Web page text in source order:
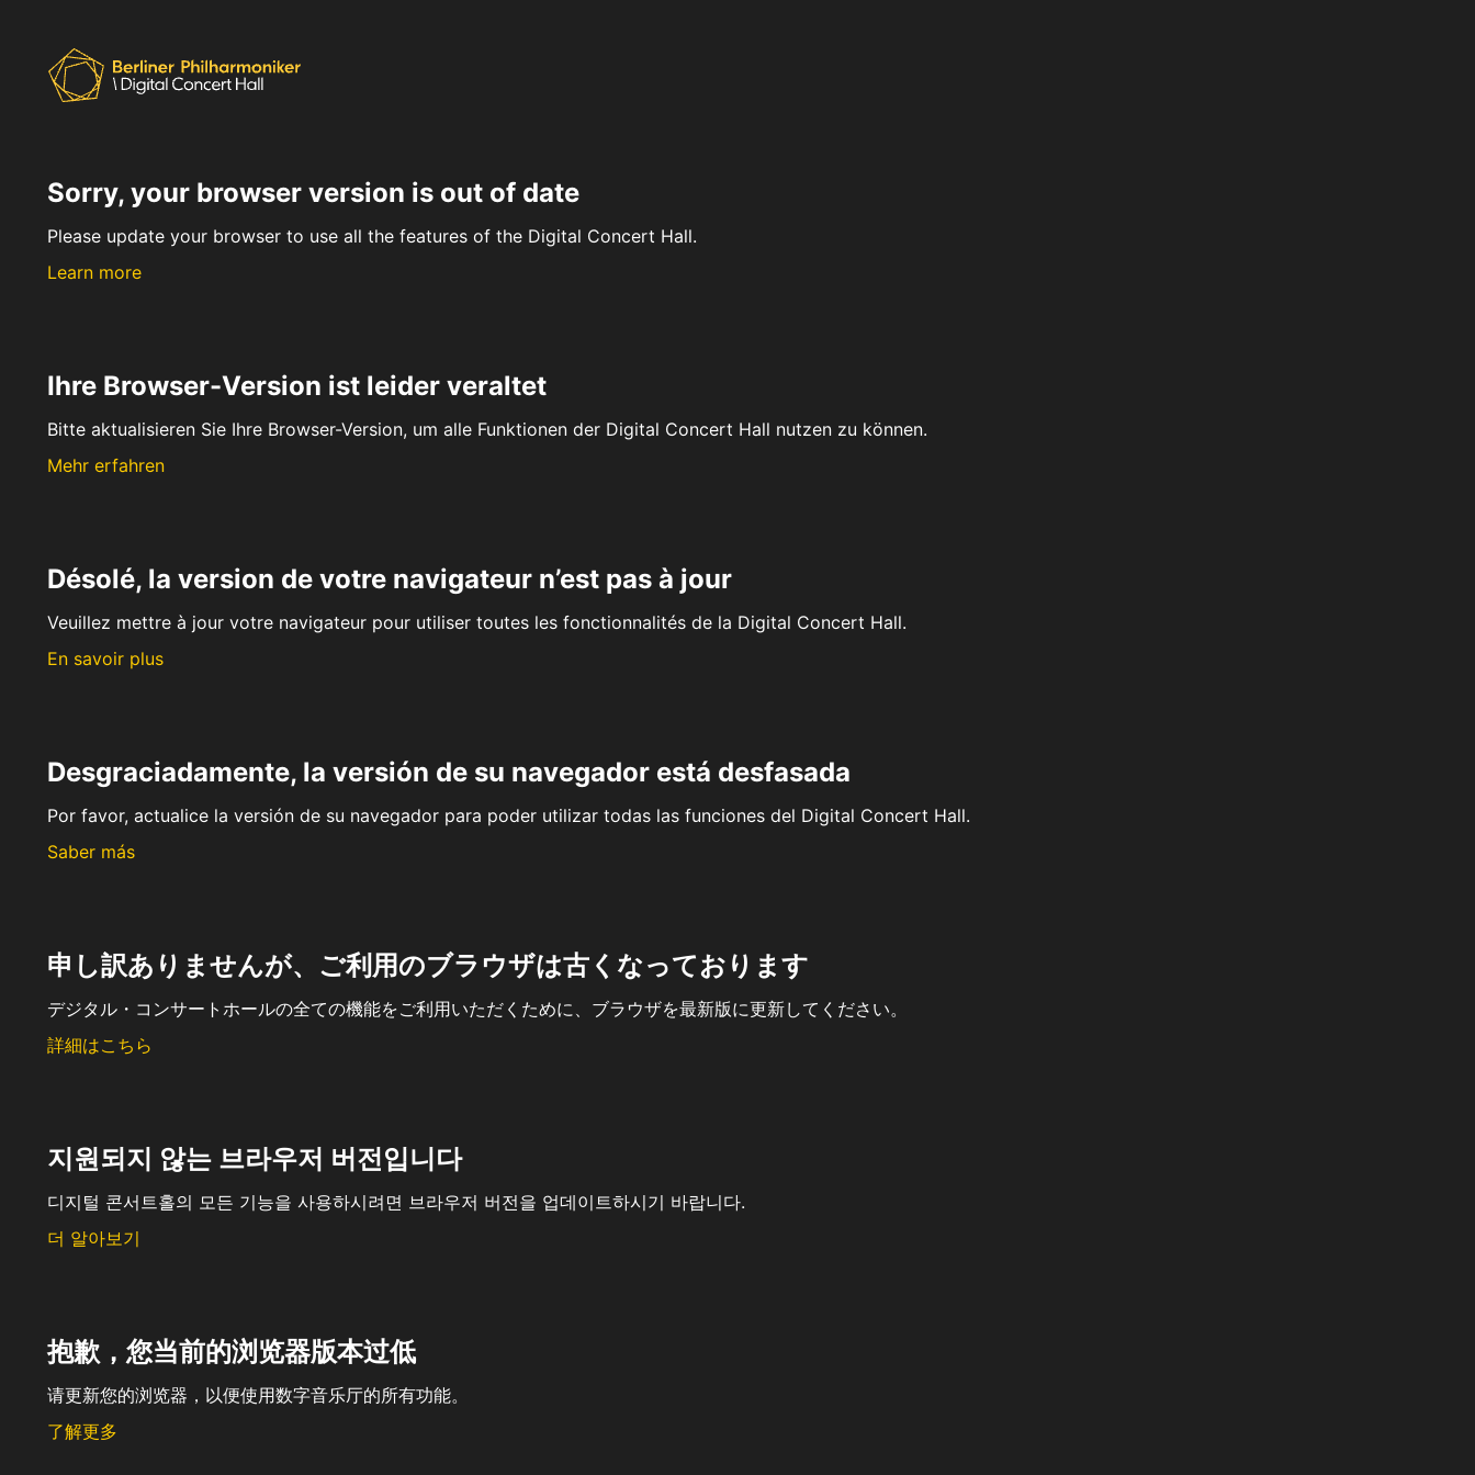
Sorry, your browser version is out of date
Please update your browser to use all the features of the Digital Concert Hall.
Learn more
Ihre Browser-Version ist leider veraltet
Bitte aktualisieren Sie Ihre Browser-Version, um alle Funktionen der Digital Concert Hall nutzen zu können.
Mehr erfahren
Désolé, la version de votre navigateur n’est pas à jour
Veuillez mettre à jour votre navigateur pour utiliser toutes les fonctionnalités de la Digital Concert Hall.
En savoir plus
Desgraciadamente, la versión de su navegador está desfasada
Por favor, actualice la versión de su navegador para poder utilizar todas las funciones del Digital Concert Hall.
Saber más
申し訳ありませんが、ご利用のブラウザは古くなっております
デジタル・コンサートホールの全ての機能をご利用いただくために、ブラウザを最新版に更新してください。
詳細はこちら
지원되지 않는 브라우저 버전입니다
디지털 콘서트홀의 모든 기능을 사용하시려면 브라우저 버전을 업데이트하시기 바랍니다.
더 알아보기
抱歉，您当前的浏览器版本过低
请更新您的浏览器，以便使用数字音乐厅的所有功能。
了解更多